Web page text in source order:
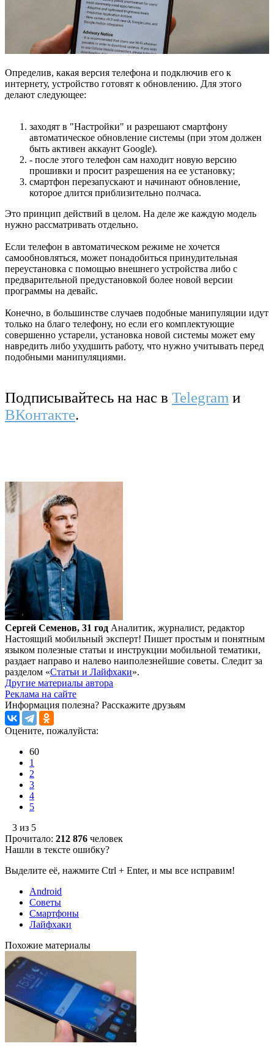
Определив, какая версия телефона и подключив его к
интернету, устройство готовят к обновлению. Для этого
делают следующее:
заходят в "Настройки" и разрешают смартфону
автоматическое обновление системы (при этом должен
быть активен аккаунт Google).
- после этого телефон сам находит новую версию
прошивки и просит разрешения на ее установку;
смартфон перезапускают и начинают обновление,
которое длится приблизительно полчаса.
Это принцип действий в целом. На деле же каждую модель
нужно рассматривать отдельно.
Если телефон в автоматическом режиме не хочется
самообновляться, может понадобиться принудительная
переустановка с помощью внешнего устройства либо с
предварительной предустановкой более новой версии
программы на девайс.
Конечно, в большинстве случаев подобные манипуляции идут
только на благо телефону, но если его комплектующие
совершенно устарели, установка новой системы может ему
навредить либо ухудшить работу, что нужно учитывать перед
подобными манипуляциями.
Подписывайтесь на нас в Telegram и
ВКонтакте.
Сергей Семенов, 31 год Аналитик, журналист, редактор
Настоящий мобильный эксперт! Пишет простым и понятным
языком полезные статьи и инструкции мобильной тематики,
раздает направо и налево наиполезнейшие советы. Следит за
разделом «Статьи и Лайфхаки».
Другие материалы автора
Реклама на сайте
Информация полезна? Расскажите друзьям
Оцените, пожалуйста:
60
1
2
3
4
5
3 из 5
Прочитало: 212 876 человек
Нашли в тексте ошибку?
Выделите её, нажмите Ctrl + Enter, и мы все исправим!
Android
Советы
Смартфоны
Лайфхаки
Похожие материалы